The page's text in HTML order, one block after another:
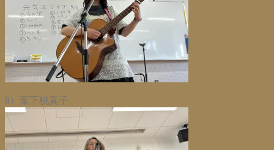
8）葉下桃真子